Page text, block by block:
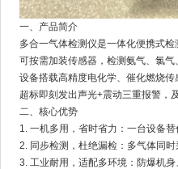
一、产品简介
多合一气体检测仪是一体化便携式
可按需加装传感器，检测氨气、氯
设备搭载高精度电化学、催化燃烧
超标即刻发出声光+震动三重报警，
二、核心优势
1. 一机多用，省时省力：一台设备
2. 同步检测，杜绝漏检：多气体同
3. 工业耐用，适配多环境：防爆机